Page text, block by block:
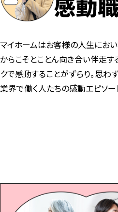
マイホームはお客様の人生にお
からこそとことん向き合い伴走す
クで感動することがずらり。思わ
業界で働く人たちの感動エピソー